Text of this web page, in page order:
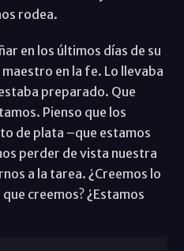
rodea.
en los últimos días de su
en la fe. Lo llevaba
preparado. Que
Pienso que los
de plata –que estamos
perder de vista nuestra
a la tarea. ¿Creemos lo
creemos? ¿Estamos